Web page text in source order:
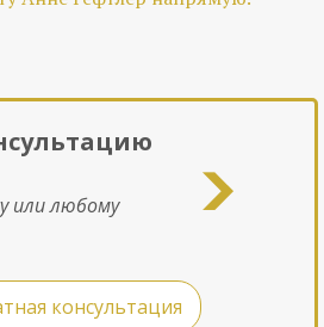
или любому
консультация